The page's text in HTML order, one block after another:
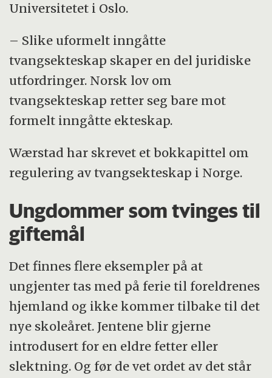
Universitetet i Oslo.
– Slike uformelt inngåtte
tvangsekteskap skaper en del juridiske
utfordringer. Norsk lov om
tvangsekteskap retter seg bare mot
formelt inngåtte ekteskap.
Wærstad har skrevet et bokkapittel om
regulering av tvangsekteskap i Norge.
Ungdommer som tvinges til
giftemål
Det finnes flere eksempler på at
ungjenter tas med på ferie til foreldrenes
hjemland og ikke kommer tilbake til det
nye skoleåret. Jentene blir gjerne
introdusert for en eldre fetter eller
slektning. Og før de vet ordet av det står